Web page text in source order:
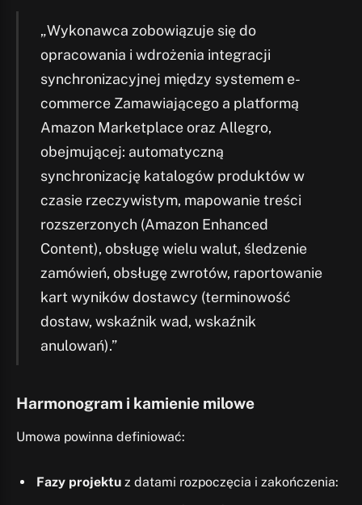
„Wykonawca zobowiązuje się do
opracowania i wdrożenia integracji
synchronizacyjnej między systemem e-
commerce Zamawiającego a platformą
Amazon Marketplace oraz Allegro,
obejmującej: automatyczną
synchronizację katalogów produktów w
czasie rzeczywistym, mapowanie treści
rozszerzonych (Amazon Enhanced
Content), obsługę wielu walut, śledzenie
zamówień, obsługę zwrotów, raportowanie
kart wyników dostawcy (terminowość
dostaw, wskaźnik wad, wskaźnik
anulowań).”
Harmonogram i kamienie milowe
Umowa powinna definiować:
Fazy projektu z datami rozpoczęcia i zakończenia: